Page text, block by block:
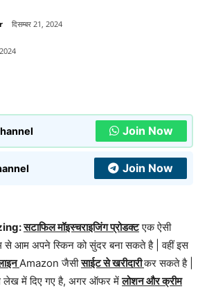
दिसम्बर 21, 2024
Join Now
Join Now
सटाफिल मॉइस्चराइजिंग प्रोडक्टएक ऐसी
से आम अपने स्किन को सुंदर बना सकते है | वहीं इस
Amazon जैसीसाईट से खरीदारीकर सकते है |
लेख में दिए गए है, अगर ऑफर मेंलोशन और क्रीम